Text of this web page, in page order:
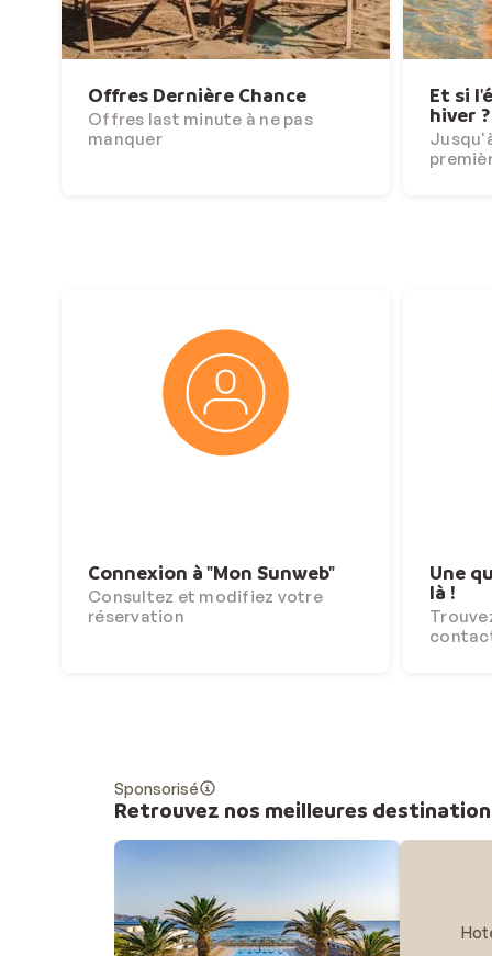
Offres Dernière Chance
Offres last minute à ne pas
manquer
Et si
hiver ?
Connexion à "Mon Sunweb"
Consultez et modifiez votre
réservation
Une
là !
Sponsorisé
Retrouvez nos meilleures